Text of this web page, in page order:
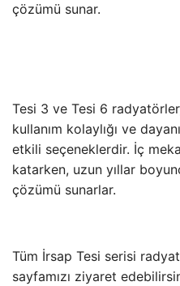
çözümü sunar.
Tesi 3 ve Tesi 6
kullanım kolaylığı ve
etkili seçeneklerdir. İç
katarken, uzun yıllar
çözümü sunarlar.
Tüm İrsap Tesi serisi
sayfamızı ziyaret